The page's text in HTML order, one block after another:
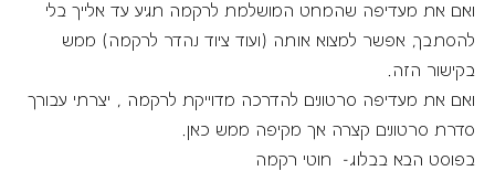
ואם את מעדיפה שהמחט המושלמת לרקמה תגיע עד אלייך בלי
להסתבך, אפשר למצוא אותה (ועוד ציוד נהדר לרקמה) ממש
בקישור הזה.
ואם את מעדיפה סרטונים להדרכה מדוייקת לרקמה , יצרתי עבורך
סדרת סרטונים קצרה אך מקיפה ממש כאן.
בפוסט הבא בבלוג- חוטי רקמה